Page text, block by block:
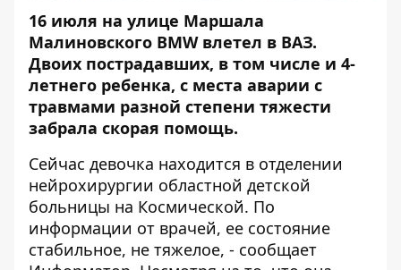
16 июля на улице Маршала
Малиновского BMW влетел в ВАЗ.
Двоих пострадавших, в том числе и 4-
летнего ребенка, с места аварии с
травмами разной степени тяжести
забрала скорая помощь.
Сейчас девочка находится в отделении
нейрохирургии областной детской
больницы на Космической. По
информации от врачей, ее состояние
стабильное, не тяжелое, - сообщает